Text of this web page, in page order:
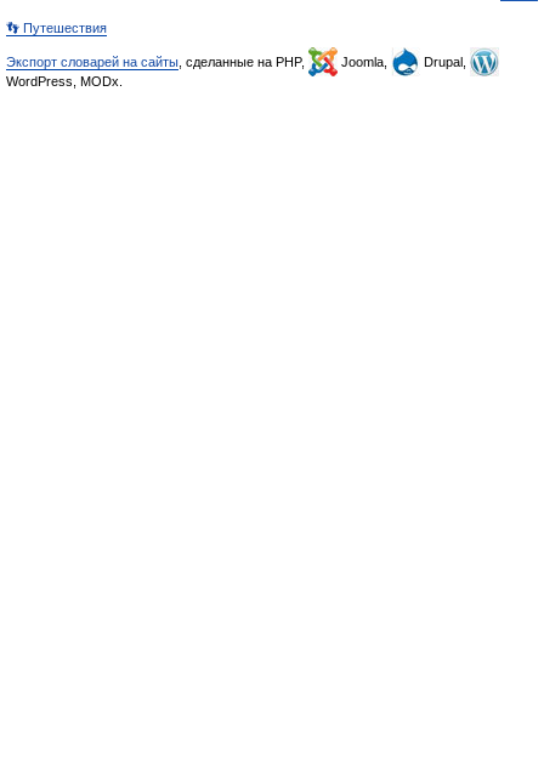
👣 Путешествия
Экспорт словарей на сайты , сделанные на PHP, Joomla,
Drupal,
WordPress, MODx.